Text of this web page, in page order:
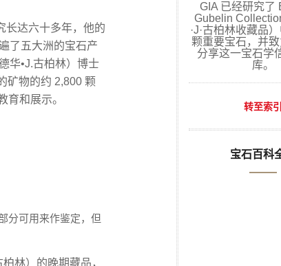
长达六十多年，他的
了五大洲的宝石产
华•J.古柏林）博士
矿物的约 2,800 颗
育和展示。
分可用来作鉴定，但
林）的晚期藏品，
GIA 已经研究了
Gubelin
·J·古柏林收藏品
颗重要宝石，并
分享这一宝石学
库。
转至索引
宝石百科